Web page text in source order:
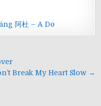
阿杜 – A Do
Break My Heart Slow →